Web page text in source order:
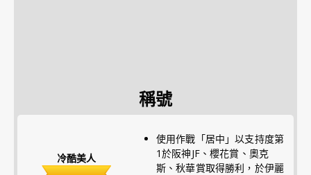
稱號
冷酷美人
使用作戰「居中」以支持度第
1於阪神JF、櫻花賞、奧克
斯、秋華賞取得勝利，於伊麗